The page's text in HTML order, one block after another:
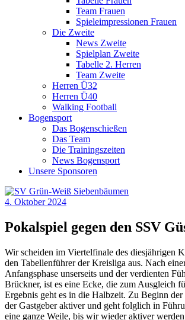
Team Frauen
Spieleimpressionen Frauen
Die Zweite
News Zweite
Spielplan Zweite
Tabelle 2. Herren
Team Zweite
Herren Ü32
Herren Ü40
Walking Football
Bogensport
Das Bogenschießen
Das Team
Die Trainingszeiten
News Bogensport
Unsere Sponsoren
4. Oktober 2024
Pokalspiel gegen den SSV
Wir scheiden im Viertelfinale des diesjährigen
den Tabellenführer der Kreisliga aus. Nach
Anfangsphase unserseits und der verdienten
Brückner, ist es eine Ecke, die zum Ausgleich
Ergebnis geht es in die Halbzeit. Zu Beginn
der Gastgeber aktiver und geht folglich in
eine ganze Weile, bis wir wieder aktiver